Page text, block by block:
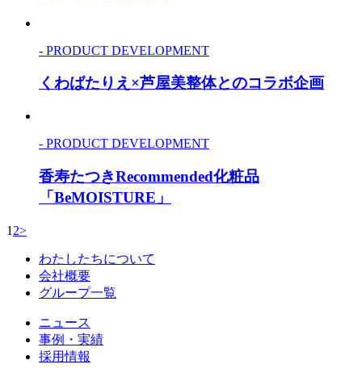
- PRODUCT DEVELOPMENT
くわばたりえ×芦屋美整体とのコラボ企画
- PRODUCT DEVELOPMENT
香寿たつきRecommended化粧品
「BeMOISTURE」
1 2>
わたしたちについて
会社概要
グループ一覧
ニュース
事例・実績
採用情報